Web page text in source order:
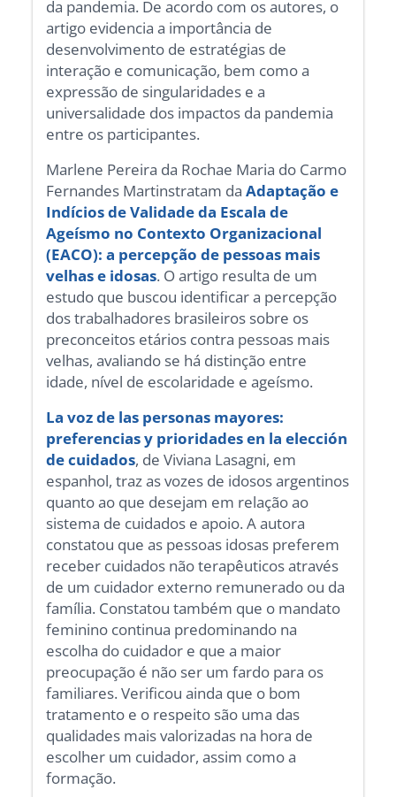
da pandemia. De acordo com os autores, o
artigo evidencia a importância de
desenvolvimento de estratégias de
interação e comunicação, bem como a
expressão de singularidades e a
universalidade dos impactos da pandemia
entre os participantes.
Marlene Pereira da Rochae Maria do Carmo
Fernandes Martinstratam daAdaptação e
Indícios de Validade da Escala de
Ageísmo no Contexto Organizacional
(EACO): a percepção de pessoas mais
velhas e idosas. O artigo resulta de um
estudo que buscou identificar a percepção
dos trabalhadores brasileiros sobre os
preconceitos etários contra pessoas mais
velhas, avaliando se há distinção entre
idade, nível de escolaridade e ageísmo.
La voz de las personas mayores:
preferencias y prioridades en la elección
de cuidados, de Viviana Lasagni, em
espanhol, traz as vozes de idosos argentinos
quanto ao que desejam em relação ao
sistema de cuidados e apoio. A autora
constatou que as pessoas idosas preferem
receber cuidados não terapêuticos através
de um cuidador externo remunerado ou da
família. Constatou também que o mandato
feminino continua predominando na
escolha do cuidador e que a maior
preocupação é não ser um fardo para os
familiares. Verificou ainda que o bom
tratamento e o respeito são uma das
qualidades mais valorizadas na hora de
escolher um cuidador, assim como a
formação.